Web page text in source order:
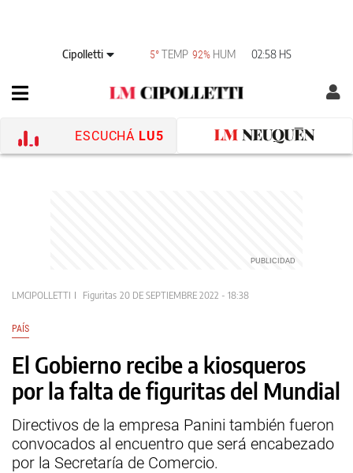
Cipolletti 5° TEMP 92% HUM 02:58 HS
ESCUCHÁ LU5
LMCIPOLLETTI Figuritas 20 DE SEPTIEMBRE 2022 - 18:38
PAÍS
El Gobierno recibe a kiosqueros
por la falta de figuritas del Mundial
Directivos de la empresa Panini también fueron
convocados al encuentro que será encabezado
por la Secretaría de Comercio.